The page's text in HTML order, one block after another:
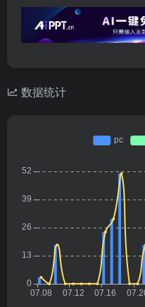
数据统计